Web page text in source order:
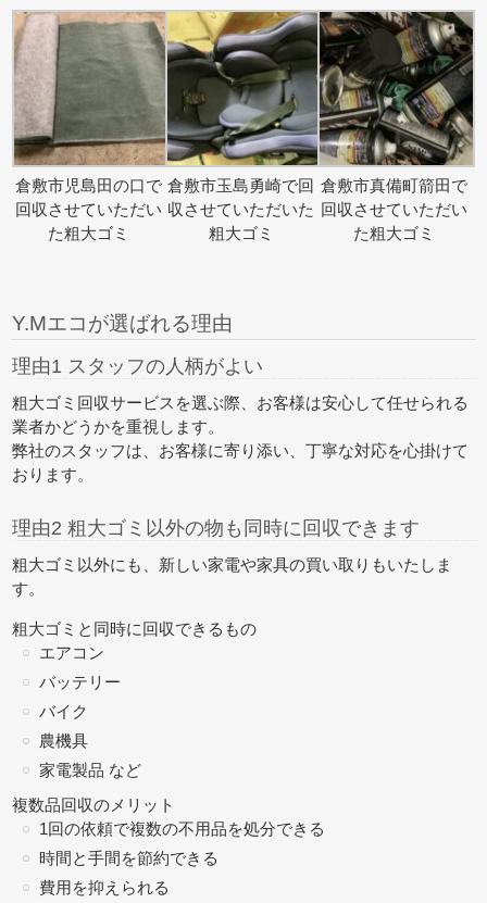
倉敷市児島田の口で
回収させていただい
た粗大ゴミ
倉敷市玉島勇崎で回
収させていただいた
粗大ゴミ
倉敷市真備町箭田で
回収させていただい
た粗大ゴミ
Y.Mエコが選ばれる理由
理由1 スタッフの人柄がよい
粗大ゴミ回収サービスを選ぶ際、お客様は安心して任せられる
業者かどうかを重視します。
弊社のスタッフは、お客様に寄り添い、丁寧な対応を心掛けて
おります。
理由2 粗大ゴミ以外の物も同時に回収できます
粗大ゴミ以外にも、新しい家電や家具の買い取りもいたしま
す。
粗大ゴミと同時に回収できるもの
エアコン
バッテリー
バイク
農機具
家電製品 など
複数品回収のメリット
1回の依頼で複数の不用品を処分できる
時間と手間を節約できる
費用を抑えられる